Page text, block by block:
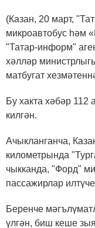
(Казан, 20 март,
микроавтобус һәм
"Татар-информ"
хәлләр
матбугат
Бу хакта хәбәр 112
килгән.
Ачыкланганча,
километрында
чыкканда, "Форд"
пассажирлар
Беренче
үлгән, биш кеше